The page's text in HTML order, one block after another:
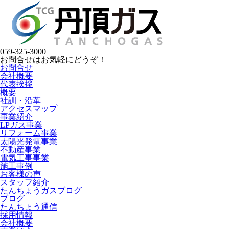
059-325-3000
お問合せはお気軽にどうぞ！
お問合せ
会社概要
代表挨拶
概要
社訓・沿革
アクセスマップ
事業紹介
LPガス事業
リフォーム事業
太陽光発電事業
不動産事業
電気工事事業
施工事例
お客様の声
スタッフ紹介
たんちょうガスブログ
ブログ
たんちょう通信
採用情報
会社概要